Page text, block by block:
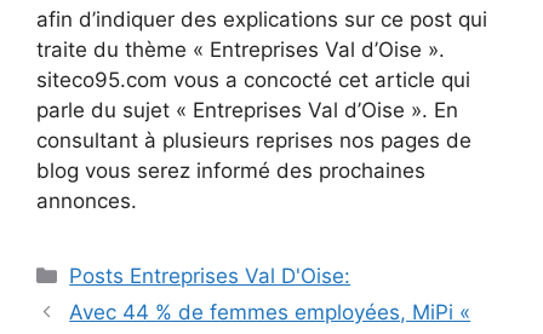
afin d’indiquer des explications sur ce post qui
traite du thème « Entreprises Val d’Oise ».
siteco95.com vous a concocté cet article qui
parle du sujet « Entreprises Val d’Oise ». En
consultant à plusieurs reprises nos pages de
blog vous serez informé des prochaines
annonces.
Catégories
Posts Entreprises Val D'Oise:
Navigation
Avec 44 % de femmes employées, MiPi «